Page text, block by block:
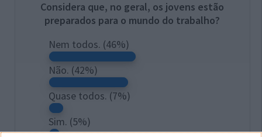
Considera que, no geral, os jovens estão
preparados para o mundo do trabalho?
Nem todos. (46%)
Não. (42%)
Quase todos. (7%)
Sim. (5%)